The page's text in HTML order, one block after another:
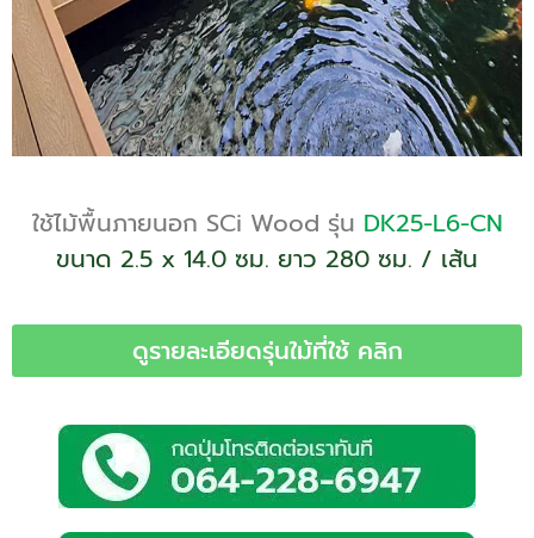
ใช้ไม้พื้นภายนอก SCi Wood รุ่น DK25-L6-CN
ขนาด 2.5 x 14.0 ซม. ยาว 280 ซม. / เส้น
ดูรายละเอียดรุ่นใม้ที่ใช้ คลิก